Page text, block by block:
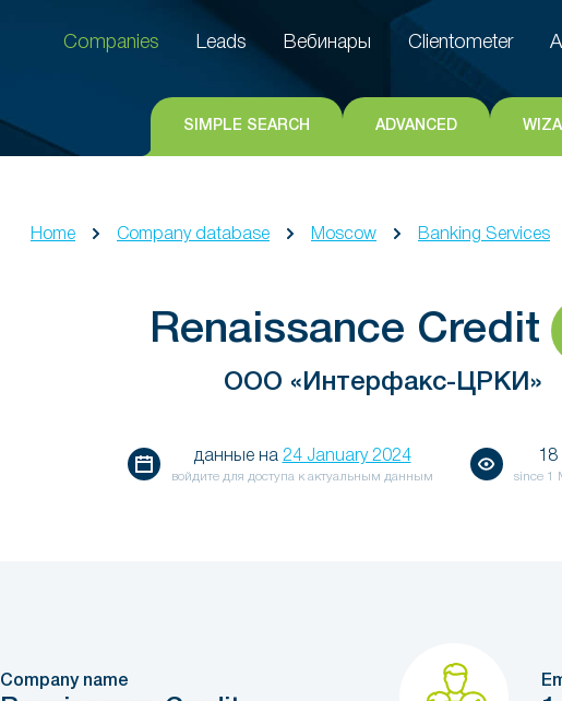
Clientometer
Companies
Leads Вебинары Clientometer
SIMPLE SEARCH ADVANCED
Home Company database Moscow Banking Services
Renaissance Credit
ООО «Интерфакс-ЦРКИ»
данные на 24 January 2024
войдите для доступа к актуальным данным since 1
Company name